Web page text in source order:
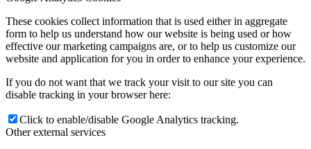
These cookies collect information that is used either in aggregate
form to help us understand how our website is being used or how
effective our marketing campaigns are, or to help us customize our
website and application for you in order to enhance your experience.
If you do not want that we track your visit to our site you can
disable tracking in your browser here:
Click to enable/disable Google Analytics tracking.
Other external services